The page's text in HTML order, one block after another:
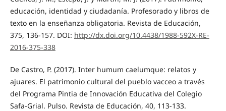
educación, identidad y ciudadanía. Profesorado y libros de
texto en la enseñanza obligatoria. Revista de Educación,
375, 136-157. DOI: http://dx.doi.org/10.4438/1988-592X-RE-
2016-375-338
De Castro, P. (2017). Inter humum caelumque: relatos y
ajuares. El patrimonio cultural del pueblo vacceo a través
del Programa Pintia de Innovación Educativa del Colegio
Safa-Grial. Pulso. Revista de Educación, 40, 113-133.